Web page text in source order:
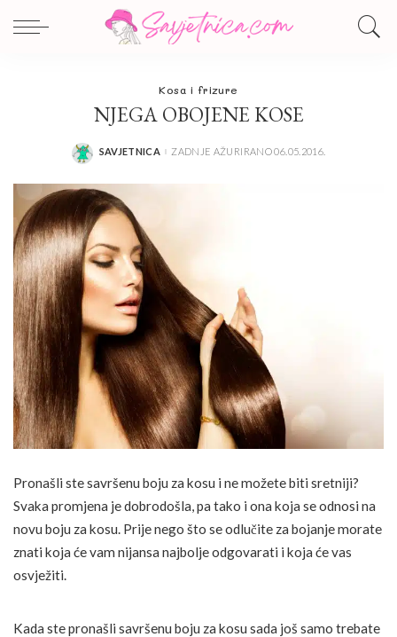
Kosa i frizure
NJEGA OBOJENE KOSE
POSTED
SAVJETNICA ZADNJE AŽURIRANO 06.05.2016.
Pronašli ste savršenu boju za kosu i ne možete biti sretniji?
Svaka promjena je dobrodošla, pa tako i ona koja se odnosi na
novu boju za kosu. Prije nego što se odlučite za bojanje morate
znati koja će vam nijansa najbolje odgovarati i koja će vas
osvježiti.
Kada ste pronašli savršenu boju za kosu sada još samo trebate